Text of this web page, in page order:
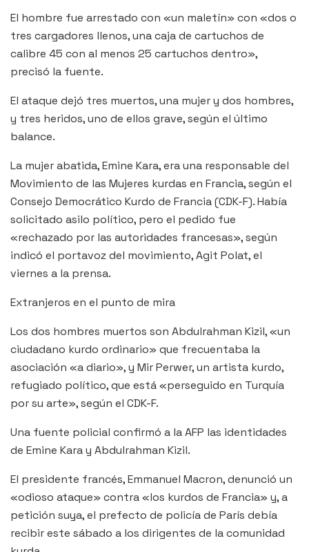
El hombre fue arrestado con «un maletín» con «dos o
tres cargadores llenos, una caja de cartuchos de
calibre 45 con al menos 25 cartuchos dentro»,
precisó la fuente.
El ataque dejó tres muertos, una mujer y dos hombres,
y tres heridos, uno de ellos grave, según el último
balance.
La mujer abatida, Emine Kara, era una responsable del
Movimiento de las Mujeres kurdas en Francia, según el
Consejo Democrático Kurdo de Francia (CDK-F). Había
solicitado asilo político, pero el pedido fue
«rechazado por las autoridades francesas», según
indicó el portavoz del movimiento, Agit Polat, el
viernes a la prensa.
Extranjeros en el punto de mira
Los dos hombres muertos son Abdulrahman Kizil, «un
ciudadano kurdo ordinario» que frecuentaba la
asociación «a diario», y Mir Perwer, un artista kurdo,
refugiado político, que está «perseguido en Turquía
por su arte», según el CDK-F.
Una fuente policial confirmó a la AFP las identidades
de Emine Kara y Abdulrahman Kizil.
El presidente francés, Emmanuel Macron, denunció un
«odioso ataque» contra «los kurdos de Francia» y, a
petición suya, el prefecto de policía de París debía
recibir este sábado a los dirigentes de la comunidad